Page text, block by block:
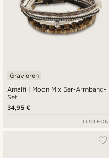
Amalfi | Moon Mix 5er-Armband-
Set
Gravieren
34,95 €
LUCLEON